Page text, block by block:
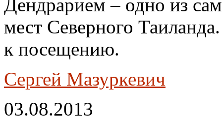
Дендрарием – одно из
мест Северного
к посещению.
Сергей Мазуркевич
03.08.2013